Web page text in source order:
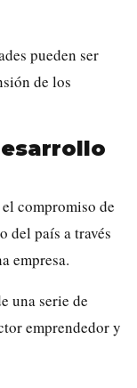
pueden ser
de los
compromiso de
del país a través
empresa.
una serie de
emprendedor y